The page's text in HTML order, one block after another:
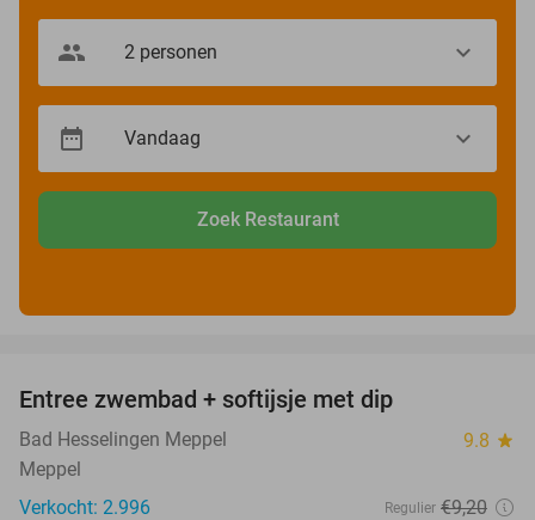
Zoek Restaurant
Entree zwembad + softijsje met dip
Bad Hesselingen Meppel 9.8 star
Meppel
Verkocht: 2.996
Regulier €9,20